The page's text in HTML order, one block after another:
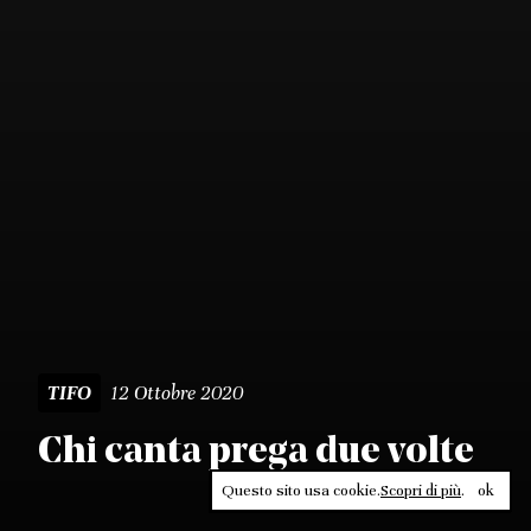
TIFO 12 Ottobre 2020
Chi canta prega due volte
Questo sito usa cookie.Scopri di più. ok